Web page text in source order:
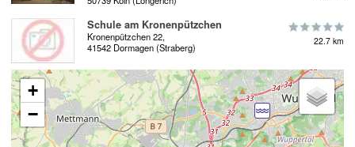
Schule am Kronenpützchen
Kronenpützchen 22,
41542 Dormagen (Straberg)
22.7 km
+
−